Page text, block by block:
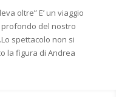
oltre” E’ un viaggio
del nostro
spettacolo non si
la figura di Andrea